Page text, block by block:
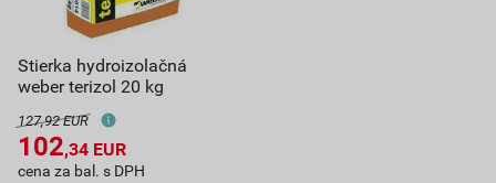
Stierka hydroizolačná
weber terizol 20 kg
127,92 EUR
102,34 EUR
cena za bal. s DPH